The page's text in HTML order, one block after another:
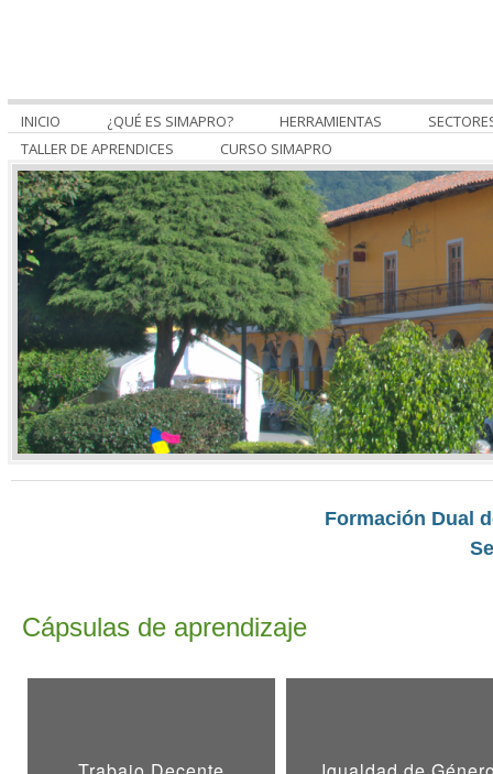
INICIO ¿QUÉ ES SIMAPRO? HERRAMIENTAS
TALLER DE APRENDICES
CURSO SIMAPRO
Formación Dual
Cápsulas de aprendizaje